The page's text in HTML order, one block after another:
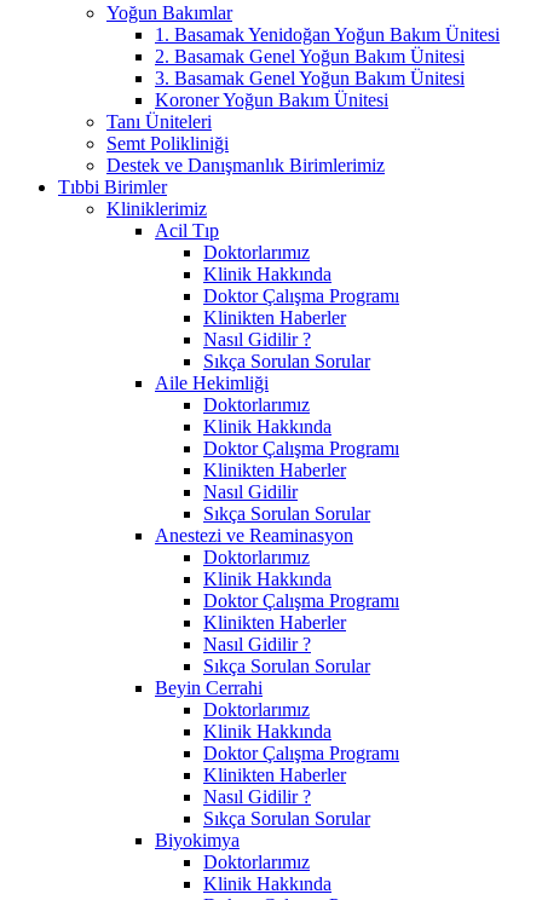
Yoğun Bakımlar
1. Basamak Yenidoğan Yoğun Bakım Ünitesi
2. Basamak Genel Yoğun Bakım Ünitesi
3. Basamak Genel Yoğun Bakım Ünitesi
Koroner Yoğun Bakım Ünitesi
Tanı Üniteleri
Semt Polikliniği
Destek ve Danışmanlık Birimlerimiz
Tıbbi Birimler
Kliniklerimiz
Acil Tıp
Doktorlarımız
Klinik Hakkında
Doktor Çalışma Programı
Klinikten Haberler
Nasıl Gidilir ?
Sıkça Sorulan Sorular
Aile Hekimliği
Doktorlarımız
Klinik Hakkında
Doktor Çalışma Programı
Klinikten Haberler
Nasıl Gidilir
Sıkça Sorulan Sorular
Anestezi ve Reaminasyon
Doktorlarımız
Klinik Hakkında
Doktor Çalışma Programı
Klinikten Haberler
Nasıl Gidilir ?
Sıkça Sorulan Sorular
Beyin Cerrahi
Doktorlarımız
Klinik Hakkında
Doktor Çalışma Programı
Klinikten Haberler
Nasıl Gidilir ?
Sıkça Sorulan Sorular
Biyokimya
Doktorlarımız
Klinik Hakkında